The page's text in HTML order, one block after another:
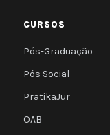
CURSOS
Pós-Graduação
Pós Social
PratikaJur
OAB